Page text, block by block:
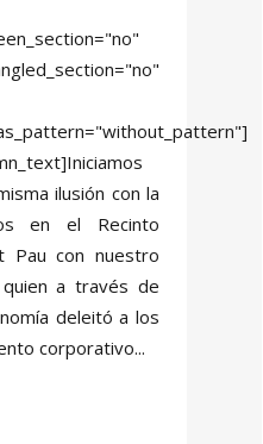
ilusión con la
en el Recinto
Pau con nuestro
a través de
deleitó a los
corporativo...